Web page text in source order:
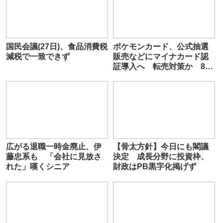
国民会議(27日)、食品消費税
減税で一致できず
ポケモンカード、公式抽選
販売などにマイナカード認
証導入へ 転売対策か 8月
広がる退職一時金廃止、伊
藤忠系も 「会社に見放さ
れた」嘆くシニア
【骨太方針】今日にも閣議
決定 成長分野に投資枠、
財政はPB黒字化掲げず